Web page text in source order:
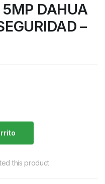
DAHUA
–
this product